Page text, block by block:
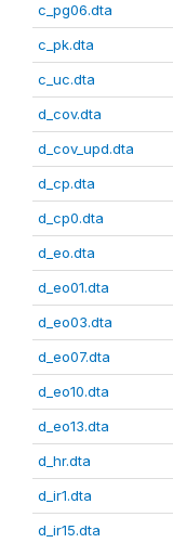
c_pg06.dta
c_pk.dta
c_uc.dta
d_cov.dta
d_cov_upd.dta
d_cp.dta
d_cp0.dta
d_eo.dta
d_eo01.dta
d_eo03.dta
d_eo07.dta
d_eo10.dta
d_eo13.dta
d_hr.dta
d_ir1.dta
d_ir15.dta